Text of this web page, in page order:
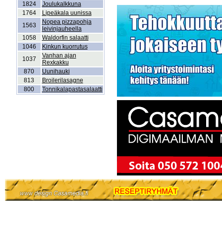
1824
Joulukalkkuna
1764
Lipeäkala uunissa
1563
Nopea pizzapohja
leivinjauheella
1058
Waldorfin salaatti
1046
Kinkun kuorrutus
1037
Vanhan ajan
Rexkakku
870
Uunihauki
813
Broilerilasagne
800
Tonnikalapastasalaatti